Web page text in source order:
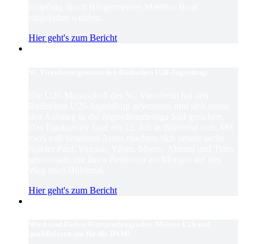
Hier geht's zum Bericht
Hier geht's zum Bericht